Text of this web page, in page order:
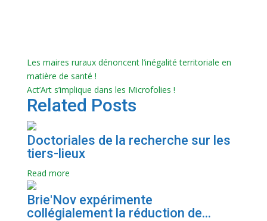
Les maires ruraux dénoncent l’inégalité territoriale en
matière de santé !
Act’Art s’implique dans les Microfolies !
Related Posts
Doctoriales de la recherche sur les
tiers-lieux
Read more
Brie'Nov expérimente
collégialement la réduction de...